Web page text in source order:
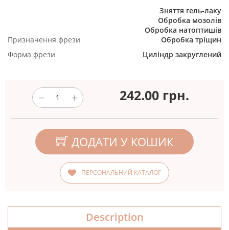
Призначення фрези
Зняття гель-лаку
Обробка мозолів
Обробка натоптишів
Обробка тріщин
Форма фрези
Циліндр закруглений
242.00 грн.
ДОДАТИ У КОШИК
ПЕРСОНАЛЬНИЙ КАТАЛОГ
Description